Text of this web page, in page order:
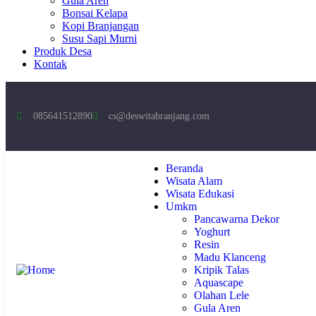
Bonsai Kelapa
Kopi Branjangan
Susu Sapi Murni
Produk Desa
Kontak
085641512890 cs@deswitabranjang.com
Beranda
Wisata Alam
Wisata Edukasi
Umkm
Pancawarna Dekor
Yoghurt
Resin
Madu Klanceng
Kripik Talas
Aquascape
Olahan Lele
Gula Aren